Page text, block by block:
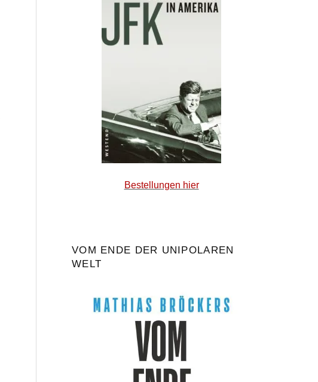
Bestellungen hier
VOM ENDE DER UNIPOLAREN
WELT